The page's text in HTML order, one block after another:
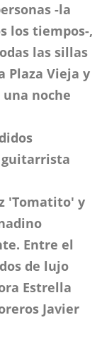
-la
los tiempos-,
las sillas
Plaza Vieja y
noche
'Tomatito' y
Entre el
de lujo
Estrella
Javier